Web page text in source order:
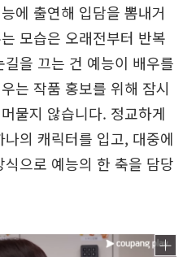
에 출연해 입담을 뽐내거
모습은 오래전부터 반복
을 끄는 건 예능이 배우를
는 작품 홍보를 위해 잠시
물지 않습니다. 정교하게
의 캐릭터를 입고, 대중에
으로 예능의 한 축을 담당